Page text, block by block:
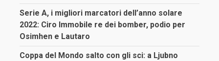
Serie A, i migliori marcatori dell’anno solare
2022: Ciro Immobile re dei bomber, podio per
Osimhen e Lautaro
Coppa del Mondo salto con gli sci: a Ljubno